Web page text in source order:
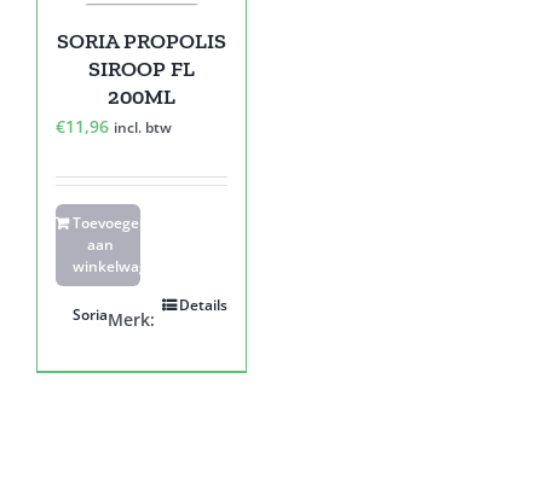
SORIA PROPOLIS
SIROOP FL
200ML
€11,96 incl. btw
Toevoegen
aan
winkelwagen
Details
Merk:
Soria